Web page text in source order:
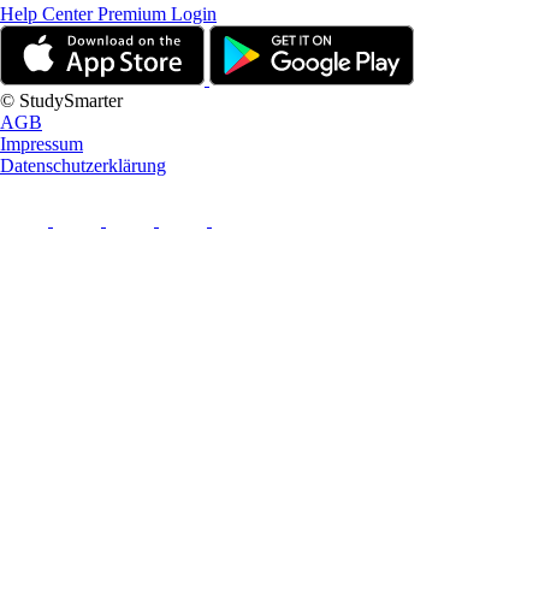
Help CenterPremium Login
© StudySmarter
AGB
Impressum
Datenschutzerklärung